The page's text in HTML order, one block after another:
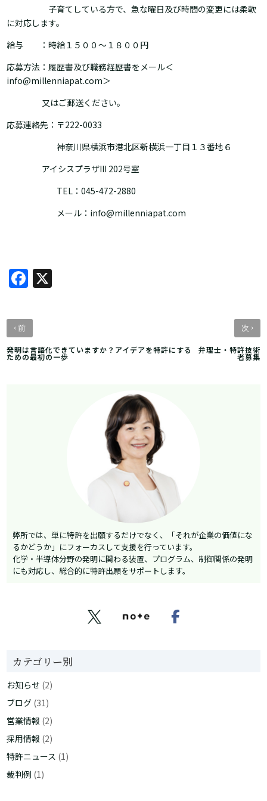
弊所では、単に特許を出願するだけでなく、「それが企業の価値にな
るかどうか」にフォーカスして支援を行っています。
化学・半導体分野の発明に関わる装置、プログラム、制御関係の発明
にも対応し、総合的に特許出願をサポートします。
 
カテゴリー別
お知らせ (2)
ブログ (31)
営業情報 (2)
採用情報 (2)
特許ニュース (1)
裁判例 (1)
子育てしている方で、急な曜日及び時間の変更には柔軟
に対応します。
給与 ：時給１５００～１８００円
応募方法：履歴書及び職務経歴書をメール＜
info@millenniapat.com＞
又はご郵送ください。
応募連絡先：〒222-0033
神奈川県横浜市港北区新横浜一丁目１３番地６
アイシスプラザIII 202号室
TEL：045-472-2880
メール：info@millenniapat.com
Facebook
‹ 前
発明は言語化できていますか？アイデアを特許にする
ための最初の一歩
次 ›
弁理士・特許技術
者募集